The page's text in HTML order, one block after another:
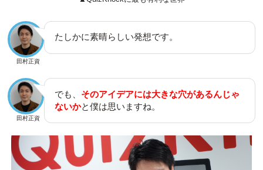
田村正資
たしかに素晴らしい発想です。
田村正資
でも、 そのアイデアには大きな穴があるんじゃ
ないかと僕は思いますね。